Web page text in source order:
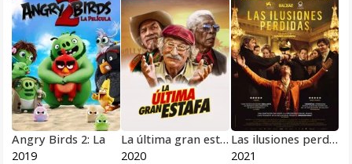
Angry Birds 2: La
2019
La última gran estafa
2020
Las ilusiones perdidas
2021